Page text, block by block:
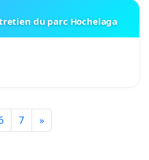
du parc Hochelaga
7 »